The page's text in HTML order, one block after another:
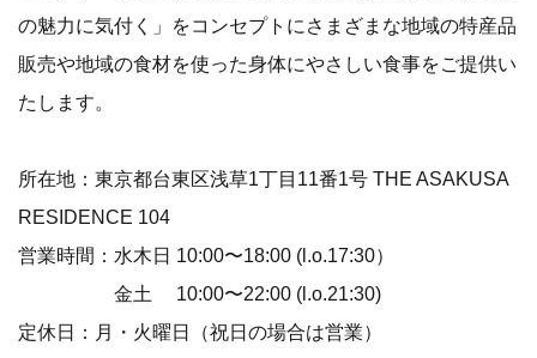
の魅力に気付く」をコンセプトにさまざまな地域の特産品
販売や地域の食材を使った身体にやさしい食事をご提供い
たします。
所在地：東京都台東区浅草1丁目11番1号 THE ASAKUSA
RESIDENCE 104
営業時間：水木日 10:00〜18:00 (l.o.17:30）
金土 10:00〜22:00 (l.o.21:30)
定休日：月・火曜日（祝日の場合は営業）